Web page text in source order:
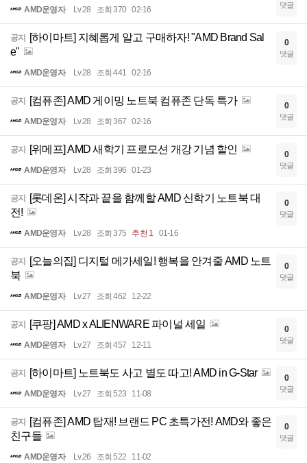
AMD운영자 Lv.28 조회 370 02-16 댓글
공지
[하이마트] 지혜롭게 알고 구매하자! "AMD Brand Sal
e"
AMD운영자 Lv.28 조회 441 02-16
0
댓글
공지 [컴퓨존] AMD 게이밍 노트북 컴퓨존 단독 특가
AMD운영자 Lv.28 조회 367 02-16
0
댓글
공지 [위메프] AMD 새학기 프로모션 개강 기념 할인
AMD운영자 Lv.28 조회 396 01-23
0
댓글
공지
[롯데온] 시작과 끝을 함께할 AMD 신학기 노트북 대
전!
AMD운영자 Lv.28 조회 375 추천 1 01-16
0
댓글
공지
[오늘의집] 디지털 메가세일! 행복을 안겨줄 AMD 노트
북
AMD운영자 Lv.27 조회 462 12-22
0
댓글
공지 [쿠팡] AMD x ALIENWARE 파이널 세일
AMD운영자 Lv.27 조회 457 12-11
0
댓글
공지 [하이마트] 노트북도 사고 별도 따고! AMD in G-Star
AMD운영자 Lv.27 조회 523 11-08
0
댓글
공지
[컴퓨존] AMD 탑재! 브랜드 PC 초특가전! AMD와 좋은
친구들
AMD운영자 Lv.26 조회 522 11-02
0
댓글